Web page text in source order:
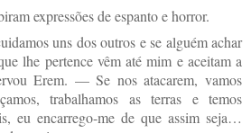
expressões de espanto e horror.
uns dos outros e se alguém achar
lhe pertence vêm até mim e aceitam a
Erem. — Se nos atacarem, vamos
trabalhamos as terras e temos
eu encarrego-me de que assim seja…